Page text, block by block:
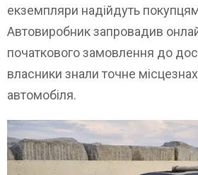
екземпляри надійдуть покупцям
Автовиробник запровадив
початкового замовлення до
власники знали точне
автомобіля.